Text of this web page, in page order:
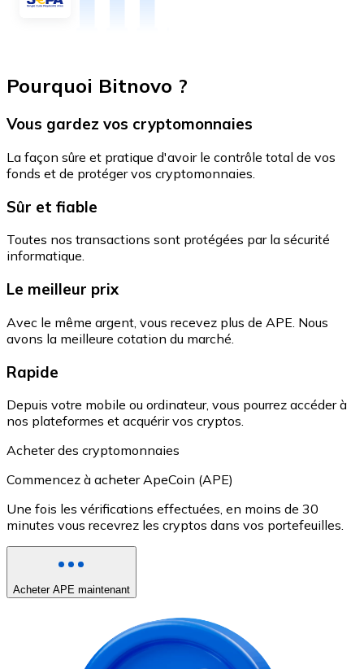
Pourquoi Bitnovo ?
Vous gardez vos cryptomonnaies
La façon sûre et pratique d'avoir le contrôle total de vos
fonds et de protéger vos cryptomonnaies.
Sûr et fiable
Toutes nos transactions sont protégées par la sécurité
informatique.
Le meilleur prix
Avec le même argent, vous recevez plus de APE. Nous
avons la meilleure cotation du marché.
Rapide
Depuis votre mobile ou ordinateur, vous pourrez accéder à
nos plateformes et acquérir vos cryptos.
Acheter des cryptomonnaies
Commencez à acheter ApeCoin (APE)
Une fois les vérifications effectuées, en moins de 30
minutes vous recevrez les cryptos dans vos portefeuilles.
Acheter APE maintenant